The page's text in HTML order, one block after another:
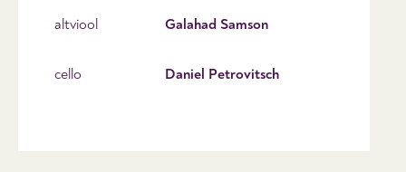
altviool Galahad Samson
cello Daniel Petrovitsch